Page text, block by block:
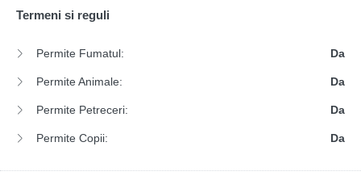
Termeni si reguli
Permite Fumatul: Da
Permite Animale: Da
Permite Petreceri: Da
Permite Copii: Da